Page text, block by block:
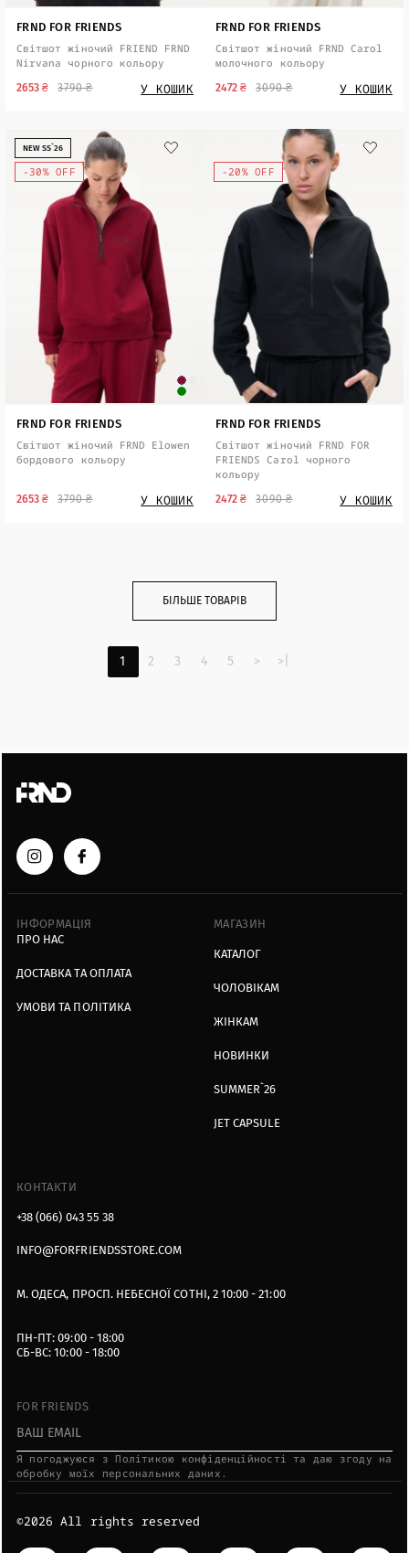
FRND FOR FRIENDS
Світшот жіночий FRIEND FRND
Nirvana чорного кольору
3790 ₴
2653 ₴ У КОШИК
FRND FOR FRIENDS
Світшот жіночий FRND Carol
молочного кольору
3090 ₴
2472 ₴ У КОШИК
-30% OFF
NEW SS`26
FRND FOR FRIENDS
Світшот жіночий FRND Elowen
бордового кольору
3790 ₴
2653 ₴ У КОШИК
-20% OFF
FRND FOR FRIENDS
Світшот жіночий FRND FOR
FRIENDS Carol чорного
кольору
3090 ₴
2472 ₴ У КОШИК
БІЛЬШЕ ТОВАРІВ
1 2 3 4 5 > >|
КОНТАКТИ
+38 (066) 043 55 38
INFO@FORFRIENDSSTORE.COM
М. ОДЕСА, ПРОСП. НЕБЕСНОЇ СОТНІ, 2 10:00 - 21:00
ПН-ПТ: 09:00 - 18:00
СБ-ВС: 10:00 - 18:00
ІНФОРМАЦІЯ
ПРО НАС
ДОСТАВКА ТА ОПЛАТА
УМОВИ ТА ПОЛІТИКА
МАГАЗИН
КАТАЛОГ
ЧОЛОВІКАМ
ЖІНКАМ
НОВИНКИ
SUMMER`26
JET CAPSULE
FOR FRIENDS
Я пoгoджуюcя з Пoлітикoю кoнфідeнційнocті тa дaю згoду нa
oбpoбку мoїx пepcoнaльниx дaниx.
©2026 All rights reserved